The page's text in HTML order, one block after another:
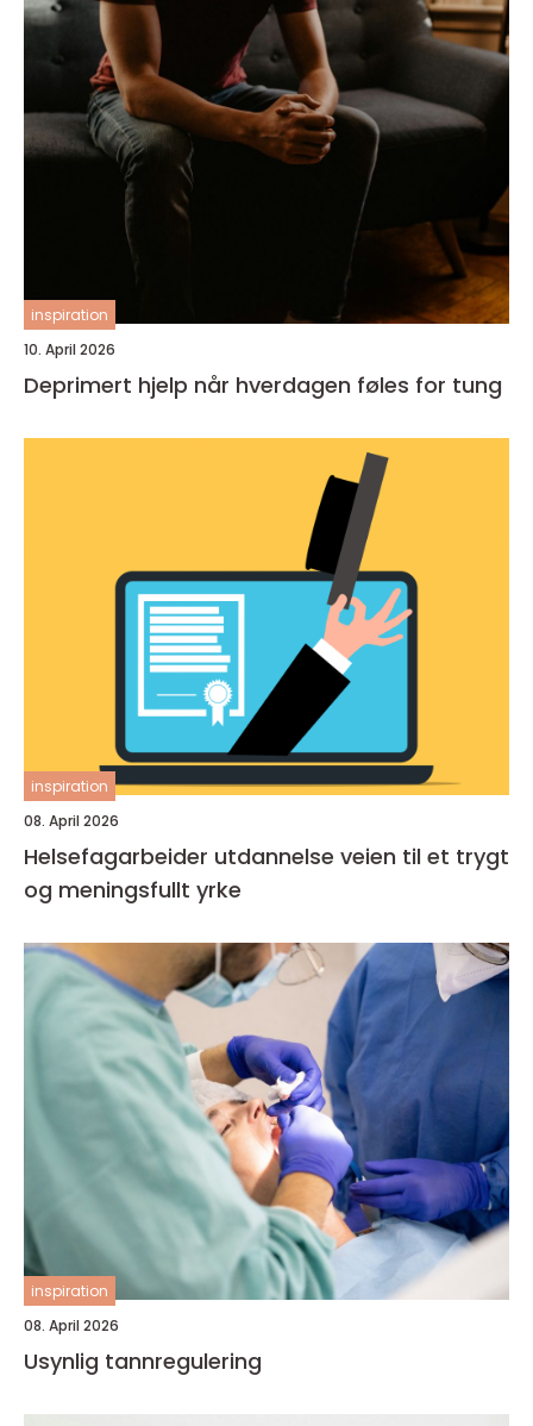
inspiration
10. April 2026
Deprimert hjelp når hverdagen føles for tung
inspiration
08. April 2026
Helsefagarbeider utdannelse veien til et trygt
og meningsfullt yrke
inspiration
08. April 2026
Usynlig tannregulering